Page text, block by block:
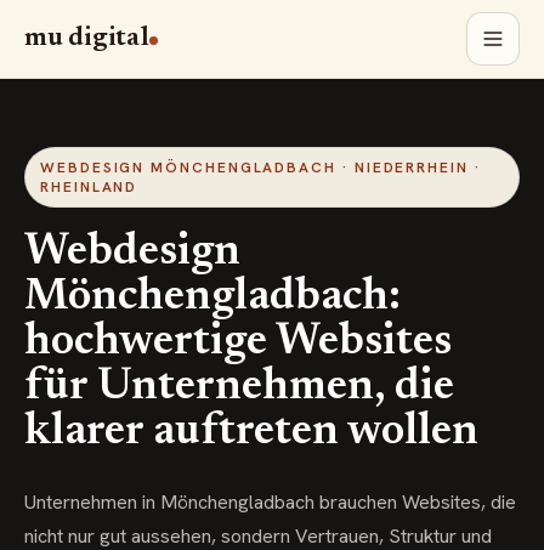
mu digital
WEBDESIGN MÖNCHENGLADBACH · NIEDERRHEIN ·
RHEINLAND
Webdesign
Mönchengladbach:
hochwertige Websites
für Unternehmen, die
klarer auftreten wollen
Unternehmen in Mönchengladbach brauchen Websites, die
nicht nur gut aussehen, sondern Vertrauen, Struktur und